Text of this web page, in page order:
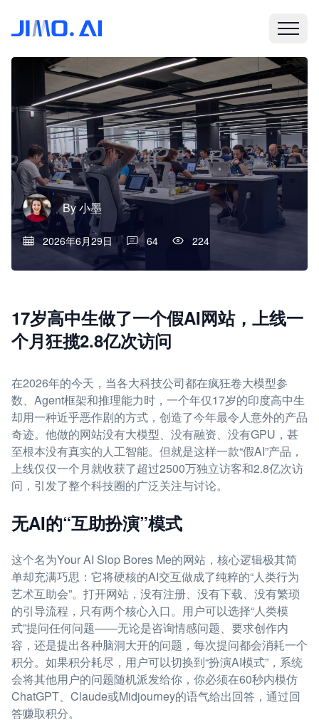
By小墨
2026年6月29日 64 224
17岁高中生做了一个假AI网站，上线一
个月狂揽2.8亿次访问
在2026年的今天，当各大科技公司都在疯狂卷大模型参
数、Agent框架和推理能力时，一个年仅17岁的印度高中生
却用一种近乎恶作剧的方式，创造了今年最令人意外的产品
奇迹。他做的网站没有大模型、没有融资、没有GPU，甚
至根本没有真实的人工智能。但就是这样一款“假AI”产品，
上线仅仅一个月就收获了超过2500万独立访客和2.8亿次访
问，引发了整个科技圈的广泛关注与讨论。
无AI的“互助扮演”模式
这个名为Your AI Slop Bores Me的网站，核心逻辑极其简
单却充满巧思：它将硬核的AI交互做成了纯粹的“人类行为
艺术互助会”。打开网站，没有注册、没有下载、没有繁琐
的引导流程，只有两个核心入口。用户可以选择“人类模
式”提问任何问题——无论是咨询情感问题、要求创作内
容，还是提出各种脑洞大开的问题，每次提问都会消耗一个
积分。如果积分耗尽，用户可以切换到“扮演AI模式”，系统
会将其他用户的问题随机派发给你，你必须在60秒内模仿
ChatGPT、Claude或Midjourney的语气给出回答，通过回
答赚取积分。